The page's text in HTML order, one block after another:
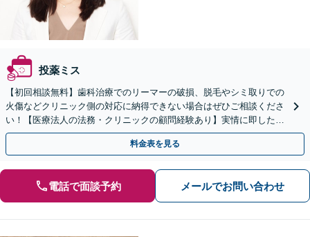
投薬ミス
【初回相談無料】歯科治療でのリーマーの破損、脱毛やシミ取りでの
火傷などクリニック側の対応に納得できない場合はぜひご相談くださ
い！【医療法人の法務・クリニックの顧問経験あり】実情に即したア
ドバイスで、納得のできるトラブルの解決を目指します。
料金表を見る
電話で面談予約 メールでお問い合わせ